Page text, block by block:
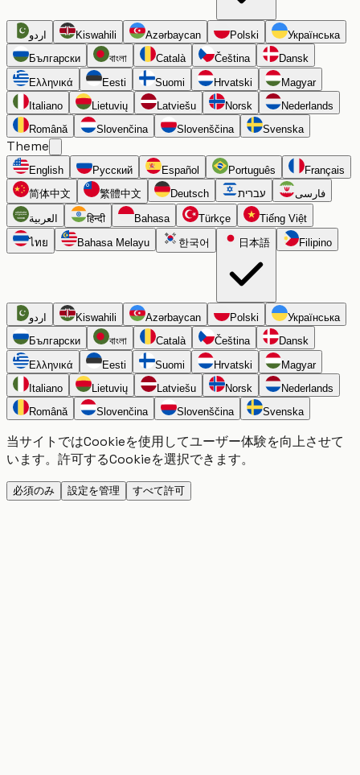
اردو Kiswahili Azərbaycan Polski
Українська
Български
বাংলা Català Čeština
Dansk
Ελληνικά
Eesti Suomi Hrvatski
Magyar
Italiano
Lietuvių Latviešu Norsk
Nederlands
Română
Slovenčina Slovenščina Svenska
Theme
English Русский Español Português
Français
简体中文
繁體中文 Deutsch עברית فارسی
العربية हिन्दी Bahasa Türkçe
Tiếng Việt
ไทย
Bahasa Melayu 한국어 日本語 Filipino
اردو Kiswahili Azərbaycan Polski
Українська
Български
বাংলা Català Čeština
Dansk
Ελληνικά
Eesti Suomi Hrvatski
Magyar
Italiano
Lietuvių Latviešu Norsk
Nederlands
Română
Slovenčina Slovenščina Svenska
当サイトではCookieを使用してユーザー体験を向上させて
います。許可するCookieを選択できます。
必須のみ 設定を管理 すべて許可